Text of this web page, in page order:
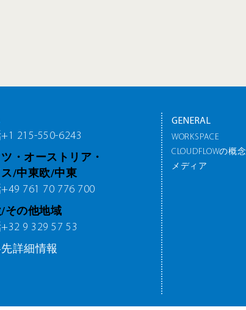
215-550-6243
ツ・オーストリア・
/中東欧/中東
761 70 776 700
その他地域
9 329 57 53
詳細情報
GENERAL
WORKSPACE
CLOUDFLOWの概念
メディア